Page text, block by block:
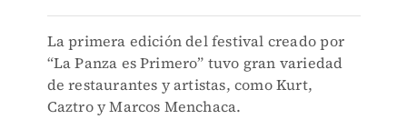
La primera edición del festival creado por
“La Panza es Primero” tuvo gran variedad
de restaurantes y artistas, como Kurt,
Caztro y Marcos Menchaca.